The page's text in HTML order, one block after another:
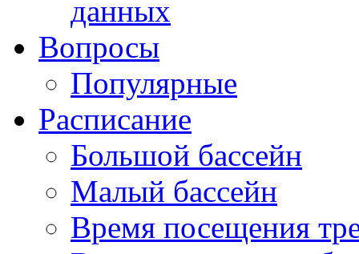
данных
Вопросы
Популярные
Расписание
Большой бассейн
Малый бассейн
Время посещения